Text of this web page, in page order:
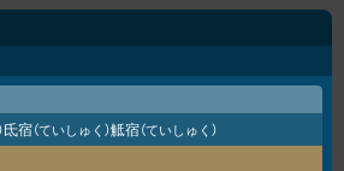
氐宿（ていしゅく）觝宿（ていしゅく）